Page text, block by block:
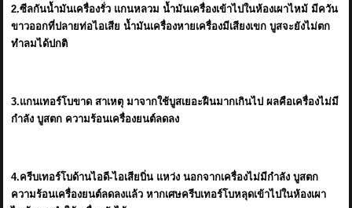
2.ซีลกันน้ำมันเครื่องรั่ว แกนหลวม น้ำมันเครื่องเข้าไปในห้องเผาไหม้ มีควัน
ขาวออกที่ปลายท่อไอเสีย น้ำมันเครื่องหายเครื่องมีเสียงเขก บูสจะยังไม่ตก
ทำลมได้ปกติ
3.แกนเทอร์โบขาด สาเหตุ มาจากใช้บูสเยอะฝืนมากเกินไป ผลคือเครื่องไม่มี
กำลัง บูสตก ความร้อนเครื่องยนต์ลดลง
4.ครีบเทอร์โบด้านไอดี-ไอเสียบิ่น แหว่ง นอกจากเครื่องไม่มีกำลัง บูสตก
ความร้อนเครื่องยนต์ลดลงแล้ว หากเศษครีบเทอร์โบหลุดเข้าไปในห้องเผา